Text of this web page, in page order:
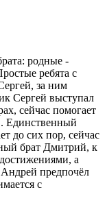
родные -
ребята с
за ним
Сергей выступал
сейчас помогает
Единственный
до сих пор, сейчас
брат Дмитрий, к
а
предпочёл
с